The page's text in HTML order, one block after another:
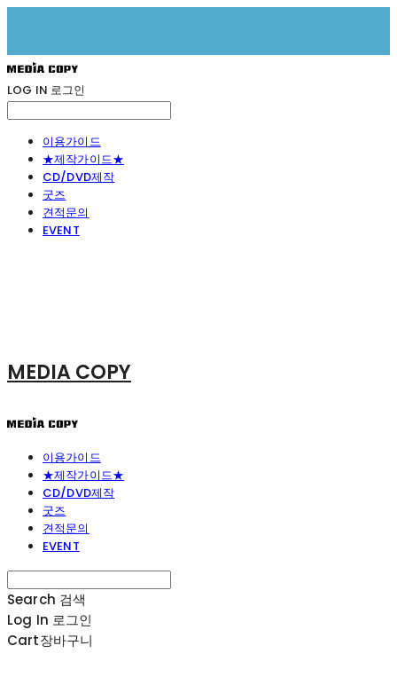
LOG IN 로그인
이용가이드
★제작가이드★
CD/DVD제작
굿즈
견적문의
EVENT
MEDIA COPY
이용가이드
★제작가이드★
CD/DVD제작
굿즈
견적문의
EVENT
Search 검색
Log In 로그인
Cart장바구니